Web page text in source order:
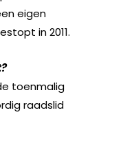
eigen
in 2011.
toenmalig
raadslid